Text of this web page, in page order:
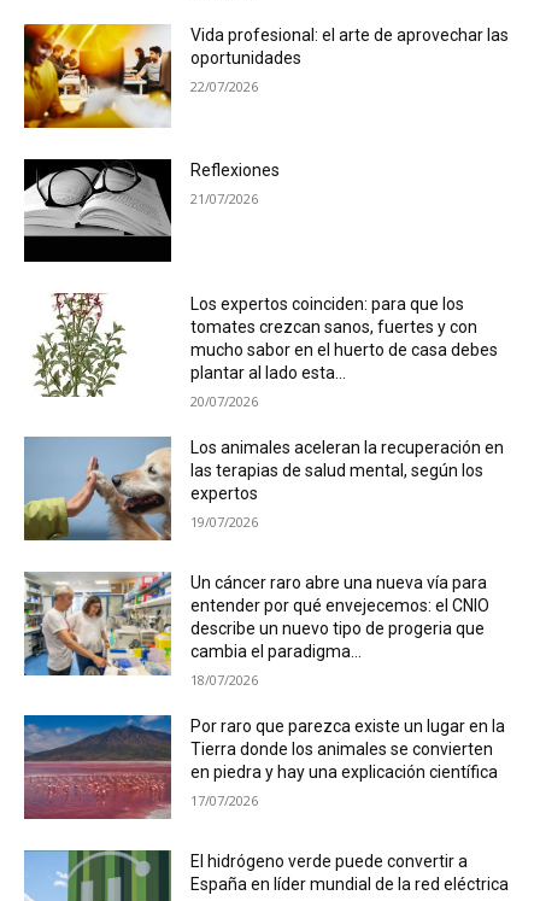
Vida profesional: el arte de aprovechar las
oportunidades
22/07/2026
Reflexiones
21/07/2026
Los expertos coinciden: para que los
tomates crezcan sanos, fuertes y con
mucho sabor en el huerto de casa debes
plantar al lado esta...
20/07/2026
Los animales aceleran la recuperación en
las terapias de salud mental, según los
expertos
19/07/2026
Un cáncer raro abre una nueva vía para
entender por qué envejecemos: el CNIO
describe un nuevo tipo de progeria que
cambia el paradigma...
18/07/2026
Por raro que parezca existe un lugar en la
Tierra donde los animales se convierten
en piedra y hay una explicación científica
17/07/2026
El hidrógeno verde puede convertir a
España en líder mundial de la red eléctrica